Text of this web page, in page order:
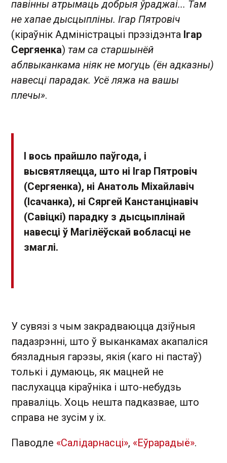
павінны атрымаць добрыя ўраджаі... Там
не хапае дысцыпліны. Ігар Пятровіч
(кіраўнік Адміністрацыі прэзідэнта Ігар
Сергяенка) там са старшынёй
аблвыканкама ніяк не могуць (ён адказны)
навесці парадак. Усё ляжа на вашы
плечы».
І вось прайшло паўгода, і
высвятляецца, што ні Ігар Пятровіч
(Сергяенка), ні Анатоль Міхайлавіч
(Ісачанка), ні Сяргей Канстанцінавіч
(Савіцкі) парадку з дысцыплінай
навесці ў Магілёўскай вобласці не
змаглі.
У сувязі з чым закрадваюцца дзіўныя
падазрэнні, што ў выканкамах акапаліся
бязладныя гарэзы, якія (каго ні пастаў)
толькі і думаюць, як мацней не
паслухацца кіраўніка і што-небудзь
праваліць. Хоць нешта падказвае, што
справа не зусім у іх.
Паводле «Салідарнасці», «Еўрарадыё».